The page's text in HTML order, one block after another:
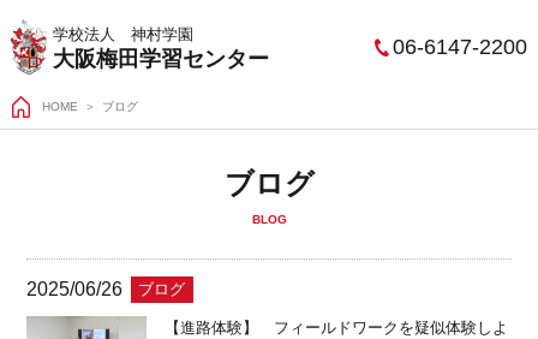
学校法人 神村学園
大阪梅田学習センター 06-6147-2200
HOME ブログ
ブログ
BLOG
2025/06/26 ブログ
【進路体験】 フィールドワークを疑似体験しよ